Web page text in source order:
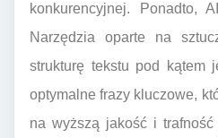
konkurencyjnej. Ponadto,
Narzędzia oparte na
strukturę tekstu pod kątem
optymalne frazy kluczowe,
na wyższą jakość i